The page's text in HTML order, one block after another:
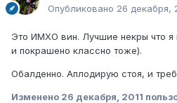
Опубликовано 26 декабря,
Это ИМХО вин. Лучшие некры что я
и покрашено классно тоже).
Обалденно. Аплодирую стоя, и
Изменено 26 декабря, 2011